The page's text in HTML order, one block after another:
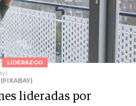
LIDERAZGO
lideradas por